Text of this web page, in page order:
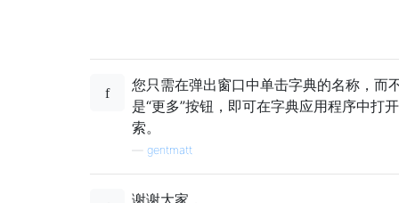
您只需在弹出窗口中单击字典的名称，而
是“更多”按钮，即可在字典应用程序中打
索。
gentmatt
谢谢大家，